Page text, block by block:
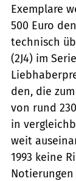
Exemplare
500 Euro
technisch
(2J4) im
den, die
von rund
in
weit
1993 keine